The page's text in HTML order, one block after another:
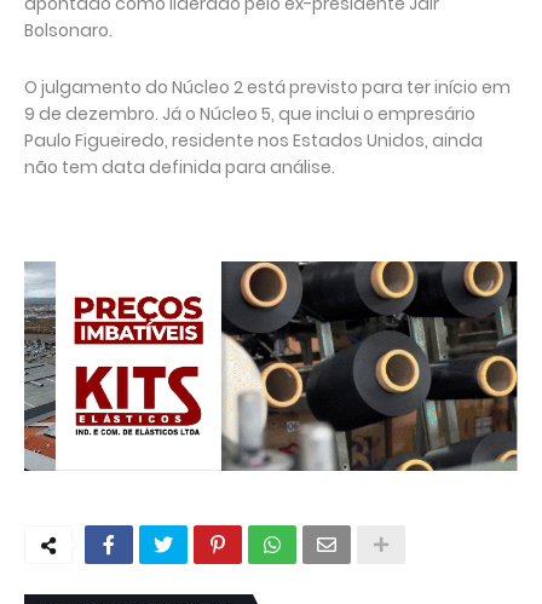
Bolsonaro.
O julgamento do Núcleo 2 está previsto para ter início em
9 de dezembro. Já o Núcleo 5, que inclui o empresário
Paulo Figueiredo, residente nos Estados Unidos, ainda
não tem data definida para análise.